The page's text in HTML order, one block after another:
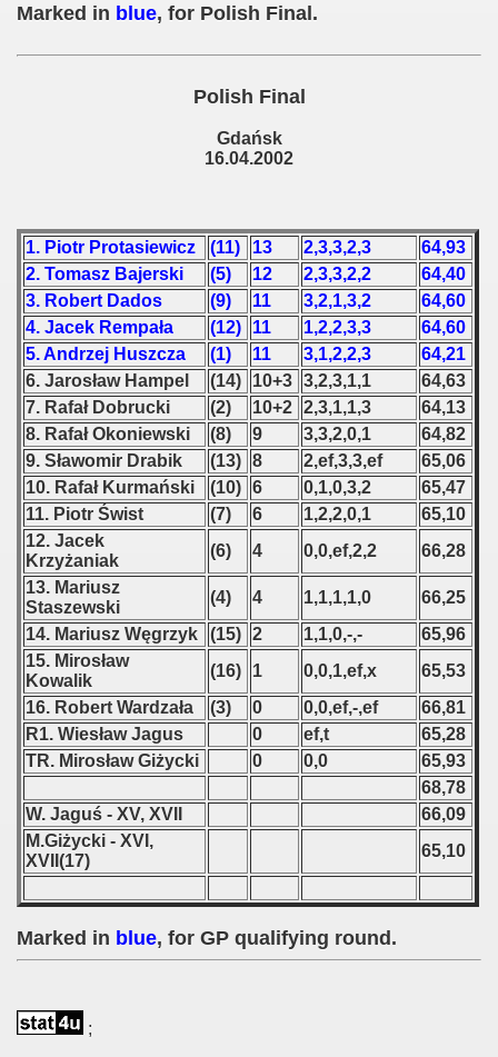
Marked in blue, for Polish Final.
Polish Final
Gdańsk
16.04.2002
1. Piotr Protasiewicz (11) 13 2,3,3,2,3
64,93
2. Tomasz Bajerski
(5) 12 2,3,3,2,2
64,40
3. Robert Dados
(9) 11 3,2,1,3,2
64,60
4. Jacek Rempała
(12) 11 1,2,2,3,3
64,60
5. Andrzej Huszcza
(1) 11 3,1,2,2,3
64,21
6. Jarosław Hampel
(14) 10+3 3,2,3,1,1
64,63
7. Rafał Dobrucki
(2) 10+2 2,3,1,1,3
64,13
8. Rafał Okoniewski
(8) 9 3,3,2,0,1
64,82
9. Sławomir Drabik
(13) 8 2,ef,3,3,ef
65,06
10. Rafał Kurmański
(10) 6 0,1,0,3,2
65,47
11. Piotr Świst
(7) 6 1,2,2,0,1
65,10
12. Jacek
Krzyżaniak
(6) 4 0,0,ef,2,2
66,28
13. Mariusz
Staszewski
(4) 4 1,1,1,1,0
66,25
14. Mariusz Węgrzyk
(15) 2 1,1,0,-,-
65,96
15. Mirosław
Kowalik
(16) 1 0,0,1,ef,x
65,53
16. Robert Wardzała
(3) 0 0,0,ef,-,ef
66,81
R1. Wiesław Jagus
0 ef,t
65,28
TR. Mirosław Giżycki
0 0,0
65,93
68,78
W. Jaguś - XV, XVII
66,09
M.Giżycki - XVI,
XVII(17)
65,10
Marked in blue, for GP qualifying round.
;
1983
1984
1986
- 1988
- 1989
- 1990
- 1991
- 1992
- 1993
- 1995
- 1996